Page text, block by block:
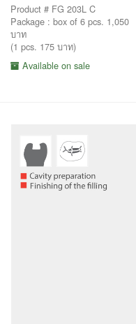
Product # FG 203L C
Package : box of 6 pcs. 1,050
บาท
(1 pcs. 175 บาท)
Available on sale